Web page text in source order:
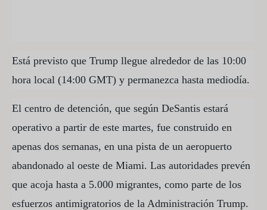
Está previsto que Trump llegue alrededor de las 10:00
hora local (14:00 GMT) y permanezca hasta mediodía.
El centro de detención, que según DeSantis estará
operativo a partir de este martes, fue construido en
apenas dos semanas, en una pista de un aeropuerto
abandonado al oeste de Miami. Las autoridades prevén
que acoja hasta a 5.000 migrantes, como parte de los
esfuerzos antimigratorios de la Administración Trump.